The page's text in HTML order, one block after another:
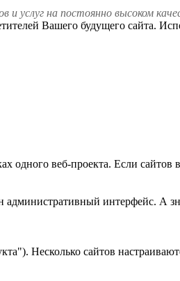
услуг на постоянно высоком
Вашего будущего сайта.
одного веб-проекта. Если
интерфейс. А
Несколько сайтов